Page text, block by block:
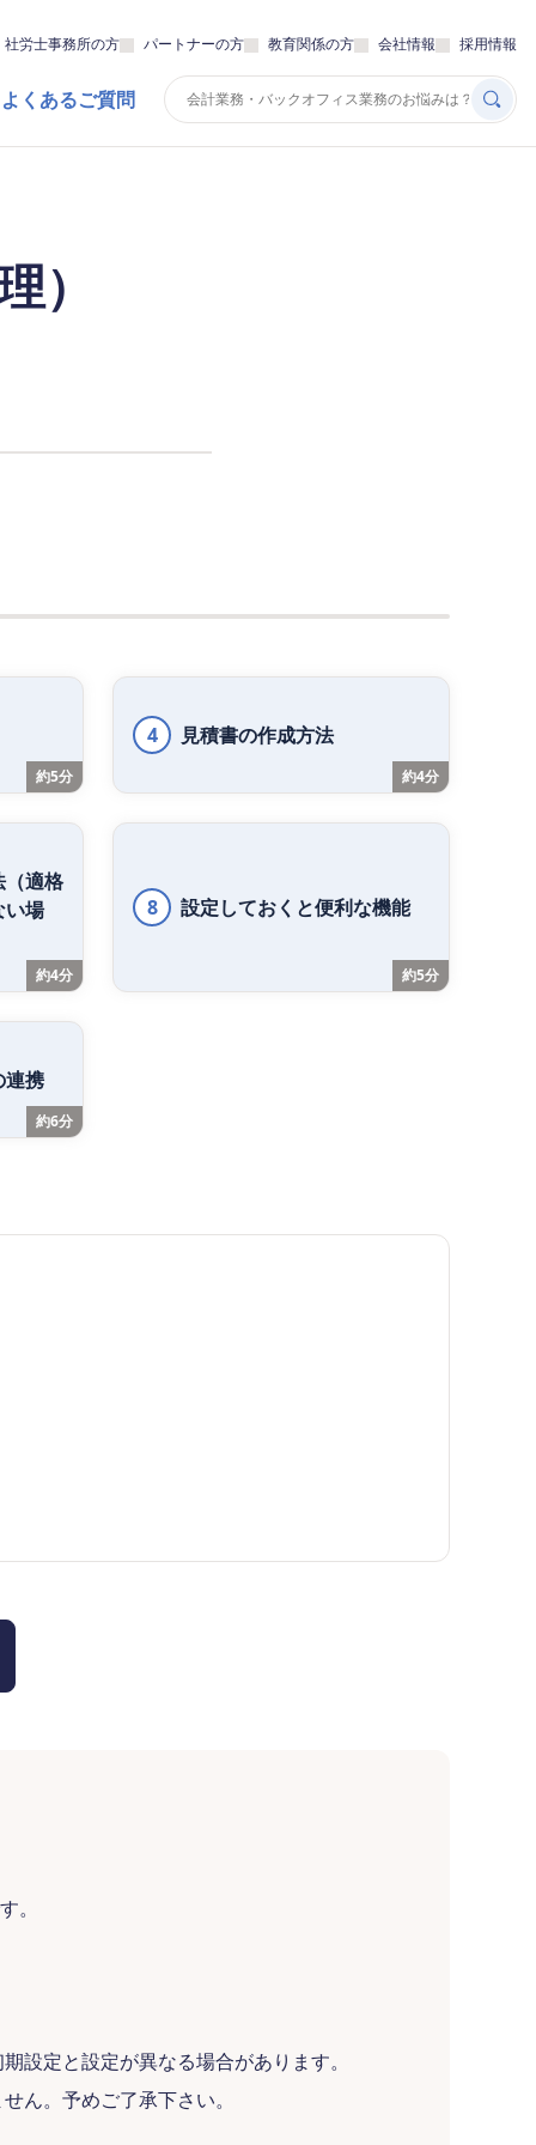
社労士事務所の方 パートナーの方 教育関係の方 会社情報 採用情報
くあるご質問
）
約5分
4 見積書の作成方法
約4分
（適格
い場
約4分
8 設定しておくと便利な機能
約5分
連携
約6分
。
設定と設定が異なる場合があります。
ん。予めご了承下さい。